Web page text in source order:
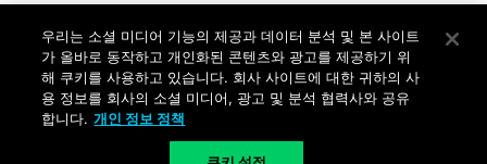
Networks Korea, Ltd. All rights reserved. 여러 가지 상표에 대한
소유권은 각 소유자에게 있습니다. 사업자 등록번호: 120-87-72963.
대표자 : 제프리찰스트루 서울특별시 서초구 서초대로74길 4, 1층 (삼성
생명 서초타워) TEL: +82-2-568-4353
우리는 소셜 미디어 기능의 제공과 데이터 분석 및 본 사이트
가 올바로 동작하고 개인화된 콘텐츠와 광고를 제공하기 위
해 쿠키를 사용하고 있습니다. 회사 사이트에 대한 귀하의 사
용 정보를 회사의 소셜 미디어, 광고 및 분석 협력사와 공유
합니다. 개인 정보 정책